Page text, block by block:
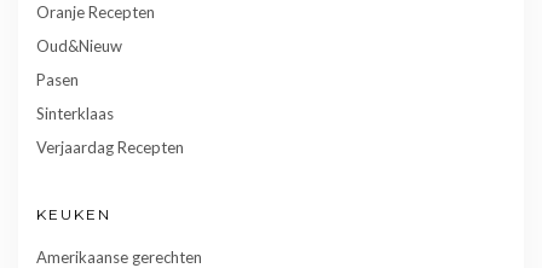
Oranje Recepten
Oud&Nieuw
Pasen
Sinterklaas
Verjaardag Recepten
KEUKEN
Amerikaanse gerechten